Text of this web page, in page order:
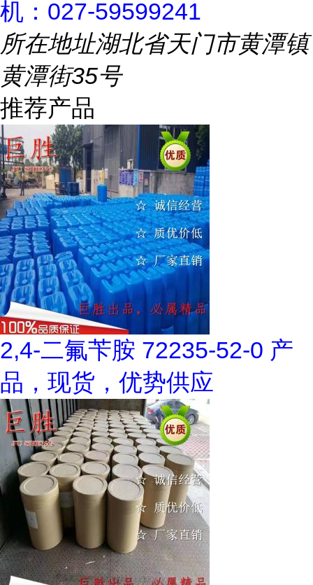
机：027-59599241
所在地址湖北省天门市黄潭镇
黄潭街35号
推荐产品
2,4-二氟苄胺 72235-52-0 产
品，现货，优势供应